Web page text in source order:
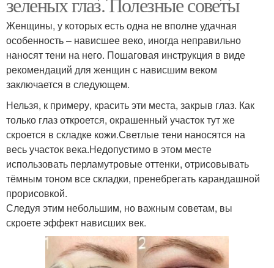
Женщины, у которых есть одна не вполне удачная
особенность – нависшее веко, иногда неправильно
наносят тени на него. Пошаговая инструкция в виде
рекомендаций для женщин с нависшим веком
заключается в следующем.
Нельзя, к примеру, красить эти места, закрыв глаз. Как
только глаз откроется, окрашенный участок тут же
скроется в складке кожи.Светлые тени наносятся на
весь участок века.Недопустимо в этом месте
использовать перламутровые оттенки, отрисовывать
тёмным тоном все складки, пренебрегать карандашной
прорисовкой.
Следуя этим небольшим, но важным советам, вы
скроете эффект нависших век.